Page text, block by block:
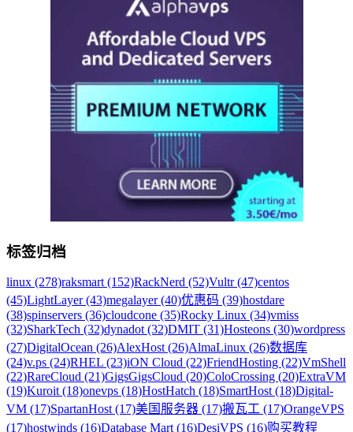
标签归档
linux (278)raksmart (152)RackNerd (52)Vultr (47)centos
(45)LightLayer (43)megalayer (40)优惠码 (39)hostdare
(38)spinservers (36)cloudcone (35)Rocky Linux (34)vmiss
(32)SharkTech (32)dynadot (32)DMIT (31)Hosteons (30)wordpress
(27)DigitalOcean (26)AlexHost (26)AlmaLinux (26)数据库
(24)v.ps (24)RHEL (23)iON Cloud (22)FriendHosting (22)VmShell
(22)RareCloud (21)GigsGigsCloud (20)ColoCrossing (20)ExtraVM
(19)Kuroit (18)onevps (18)HostHatch (18)SmartHost (18)Digital-
VM (17)SpartanHost (17)美国服务器 (17)搬瓦工 (17)OrangeVPS
(17)hostwinds (16)Database Mart (16)DesiVPS (16)购买教程